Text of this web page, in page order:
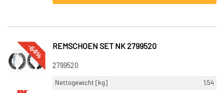
-64% REMSCHOEN SET NK 2799520
2799520
Nettogewicht [kg]
1,54